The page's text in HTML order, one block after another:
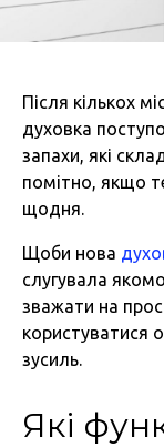
Після кількох
духовка
запахи, які
помітно, якщо
щодня.
Щоби нова
слугувала
зважати на
користуватися
зусиль.
Які